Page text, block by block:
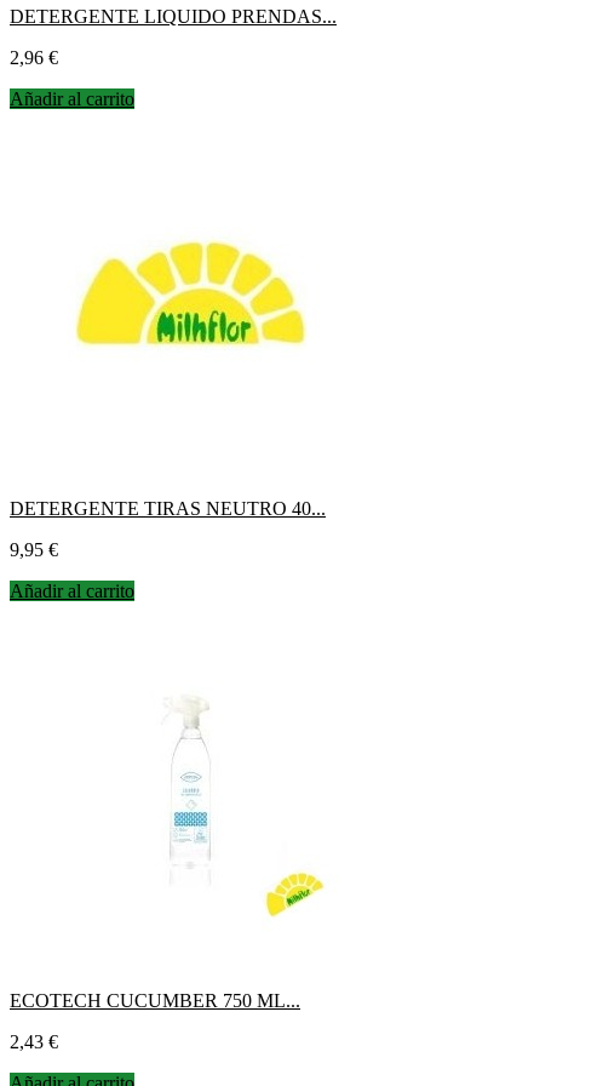
DETERGENTE LIQUIDO PRENDAS...
Precio
2,96 €
Añadir al carrito
DETERGENTE TIRAS NEUTRO 40...
Precio
9,95 €
Añadir al carrito
ECOTECH CUCUMBER 750 ML...
Precio
2,43 €